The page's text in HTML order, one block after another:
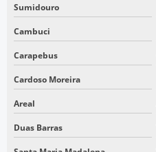
Sumidouro
Cambuci
Carapebus
Cardoso Moreira
Areal
Duas Barras